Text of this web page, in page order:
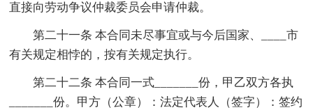
直接向劳动争议仲裁委员会申请仲裁。
第二十一条 本合同未尽事宜或与今后国家、____市
有关规定相悖的，按有关规定执行。
第二十二条 本合同一式_______份，甲乙双方各执
_______份。甲方（公章）：法定代表人（签字）：签约